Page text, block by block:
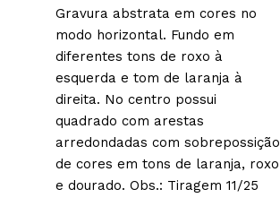
Gravura abstrata em cores no
modo horizontal. Fundo em
diferentes tons de roxo à
esquerda e tom de laranja à
direita. No centro possui
quadrado com arestas
arredondadas com sobrepossição
de cores em tons de laranja, roxo
e dourado. Obs.: Tiragem 11/25